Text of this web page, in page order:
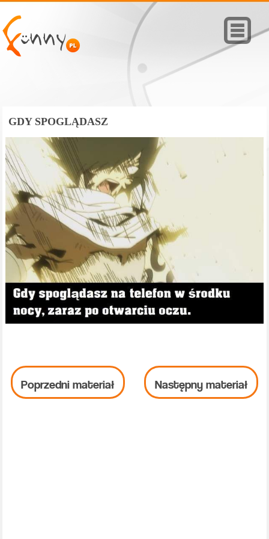
GDY SPOGLĄDASZ
Poprzedni materiał Następny materiał